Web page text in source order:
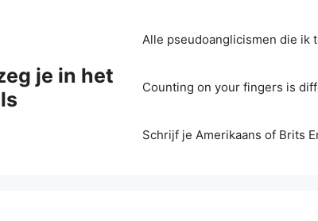
je in het
Alle pseudoanglicismen die ik
Counting on your fingers is
Schrijf je Amerikaans of Brits